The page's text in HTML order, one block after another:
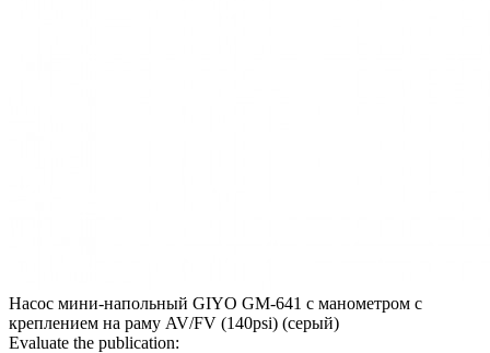
Насос мини-напольный GIYO GM-641 с манометром с
креплением на раму AV/FV (140psi) (серый)
Evaluate the publication: